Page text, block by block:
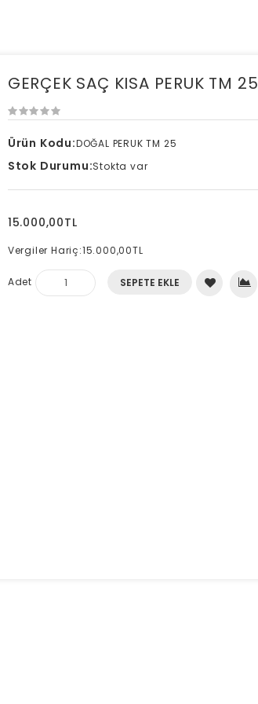
GERÇEK SAÇ KISA PERUK TM 25
Ürün Kodu:DOĞAL PERUK TM 25
Stok Durumu:Stokta var
15.000,00TL
Vergiler Hariç:15.000,00TL
Adet SEPETE EKLE